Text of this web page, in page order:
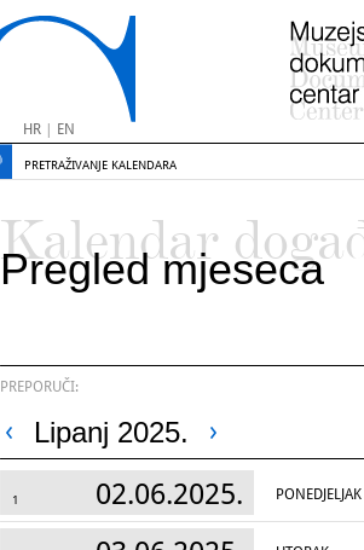
HR| EN
PRETRAŽIVANJE KALENDARA
Kalendar
Pregled mjeseca
PREPORUČI:
Lipanj 2025.
1 02.06.2025. PONEDJELJAK